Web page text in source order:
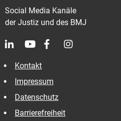
Social Media Kanäle
der Justiz und des BMJ
Kontakt
Impressum
Datenschutz
Barrierefreiheit